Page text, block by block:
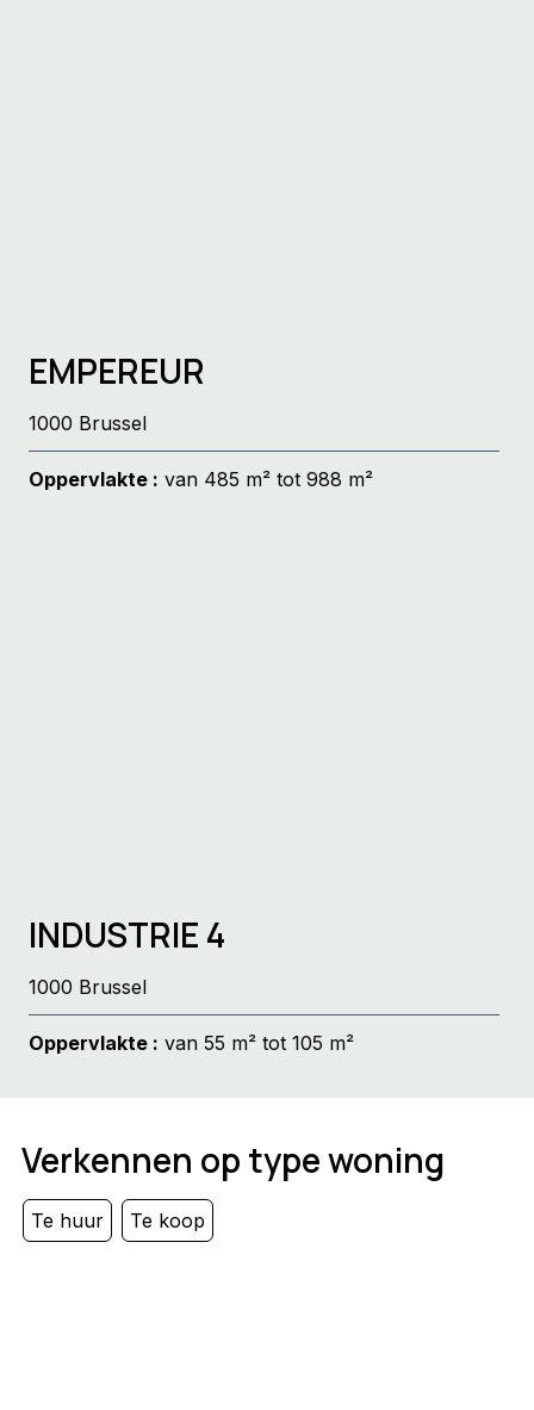
EMPEREUR
1000 Brussel
Oppervlakte : van 485 m² tot 988 m²
INDUSTRIE 4
1000 Brussel
Oppervlakte : van 55 m² tot 105 m²
Verkennen op type woning
Te huur Te koop